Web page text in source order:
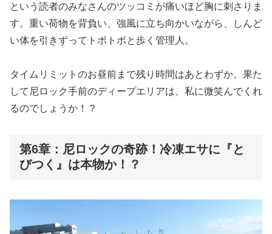
という読者のみなさんのツッコミが痛いほど胸に刺さりま
す。重い荷物を背負い、強風に立ち向かいながら、しんど
い体を引きずってトボトボと歩く管理人。
タイムリミットのお昼前まで残り時間はあとわずか。果た
して尼ロック手前のディープエリアは、私に微笑んでくれ
るのでしょうか！？
第6章：尼ロックの奇跡！冷凍エサに『と
びつく』は本物か！？